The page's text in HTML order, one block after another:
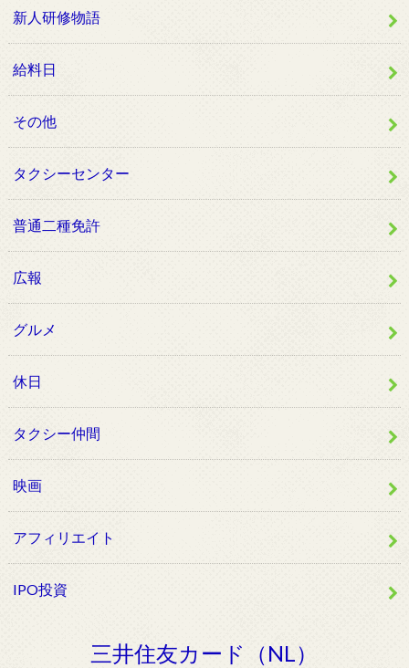
新人研修物語
給料日
その他
タクシーセンター
普通二種免許
広報
グルメ
休日
タクシー仲間
映画
アフィリエイト
IPO投資
三井住友カード（NL）